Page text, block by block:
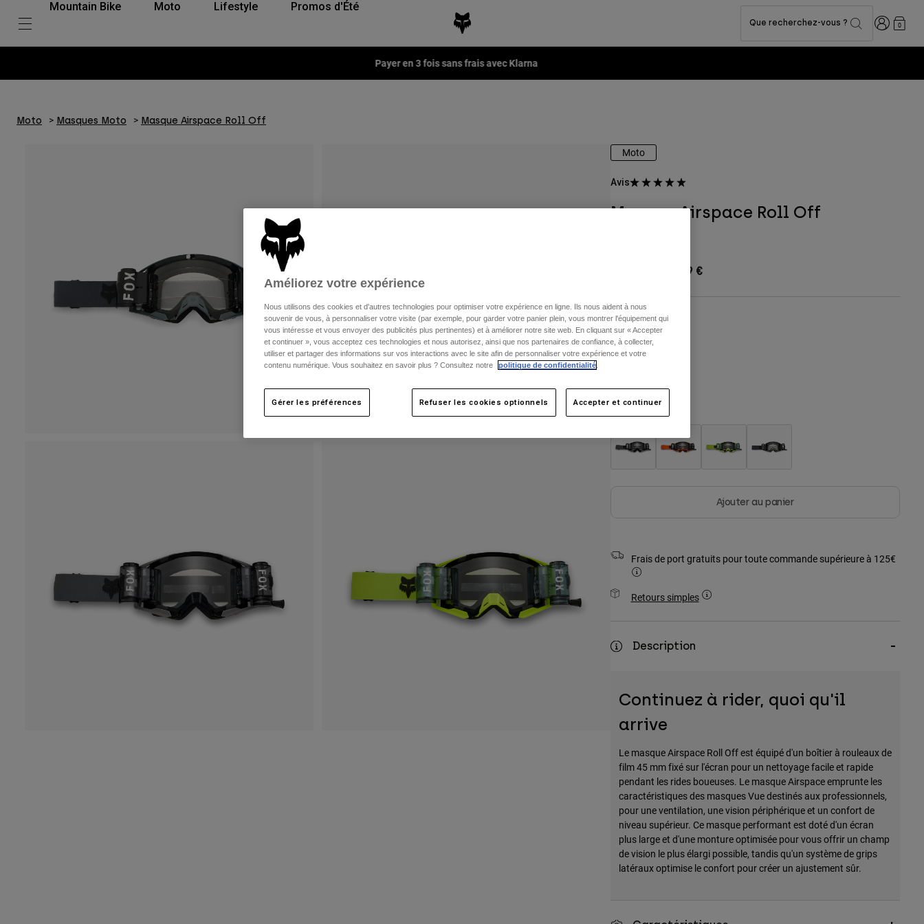
Mountain Bike Moto Lifestyle Promos d'Été
Que recherchez-vous ? Connexion
0
Payer en 3 fois sans frais avec Klarna
Moto Masques Moto Masque Airspace Roll Off
Moto
Avis
Masque Airspace Roll Off
119,99 €
Taille
Unique
Couleur -
Ajouter au panier
Frais de port gratuits pour toute commande supérieure à 125€
Retours simples
Description
Continuez à rider, quoi qu'il
arrive
Le masque Airspace Roll Off est équipé d'un boîtier à rouleaux de
film 45 mm fixé sur l'écran pour un nettoyage facile et rapide
pendant les rides boueuses. Le masque Airspace emprunte les
caractéristiques des masques Vue destinés aux professionnels,
pour une ventilation, une vision périphérique et un confort de
niveau supérieur. Ce masque performant est doté d'un écran
plus large et d'une monture optimisée pour vous offrir un champ
de vision le plus élargi possible, tandis qu'un système de grips
latéraux optimise le confort pour créer un ajustement sûr.
Améliorez votre expérience
Nous utilisons des cookies et d'autres technologies pour optimiser votre expérience en ligne. Ils nous aident à nous
souvenir de vous, à personnaliser votre visite (par exemple, pour garder votre panier plein, vous montrer l'équipement qui
vous intéresse et vous envoyer des publicités plus pertinentes) et à améliorer notre site web. En cliquant sur « Accepter
et continuer », vous acceptez ces technologies et nous autorisez, ainsi que nos partenaires de confiance, à collecter,
utiliser et partager des informations sur vos interactions avec le site afin de personnaliser votre expérience et votre
contenu numérique. Vous souhaitez en savoir plus ? Consultez notre
politique de confidentialité
Gérer les préférences Refuser les cookies optionnels Accepter et continuer